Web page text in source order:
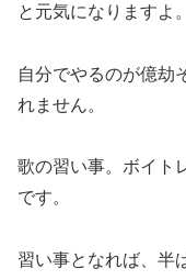
と元気になりますよ。
自分でやるのが億劫
れません。
歌の習い事。ボイト
です。
習い事となれば、半